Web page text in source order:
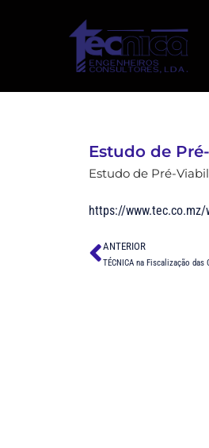
Estudo de
Estudo de Pré-
https://www.tec.co.mz/
ANTERIOR
TÉCNICA na Fiscalização das